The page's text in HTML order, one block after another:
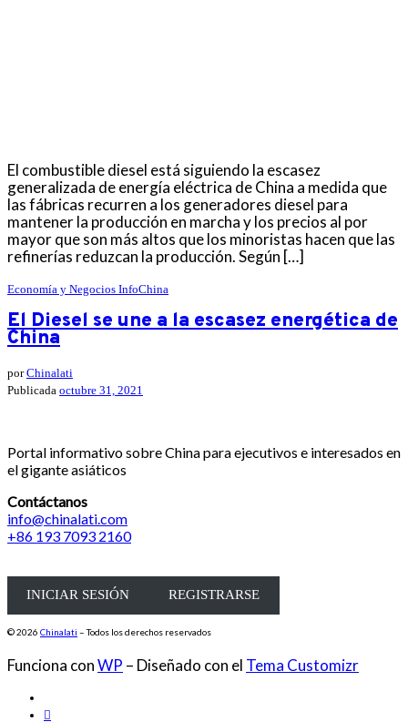
El combustible diesel está siguiendo la escasez
generalizada de energía eléctrica de China a medida que
las fábricas recurren a los generadores diesel para
mantener la producción en marcha y los precios al por
mayor que son más altos que los minoristas hacen que las
refinerías reduzcan la producción. Según […]
Economía y Negocios InfoChina
El Diesel se une a la escasez energética de
China
porChinalati
Publicada octubre 31, 2021
Portal informativo sobre China para ejecutivos e interesados en
el gigante asiáticos
Contáctanos
info@chinalati.com
+86 193 7093 2160
INICIAR SESIÓN REGISTRARSE
© 2026 Chinalati – Todos los derechos reservados
Funciona conWP – Diseñado con el Tema Customizr